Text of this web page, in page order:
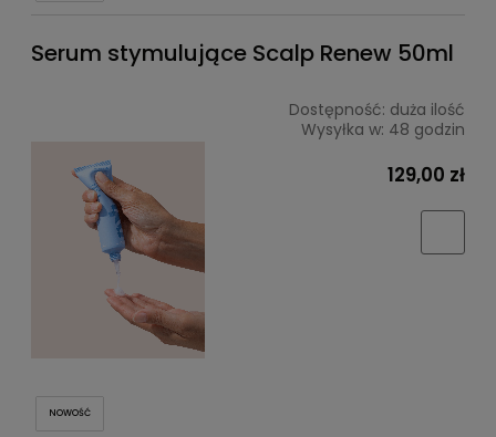
Serum stymulujące Scalp Renew 50ml
Dostępność: duża ilość
Wysyłka w: 48 godzin
129,00 zł
NOWOŚĆ